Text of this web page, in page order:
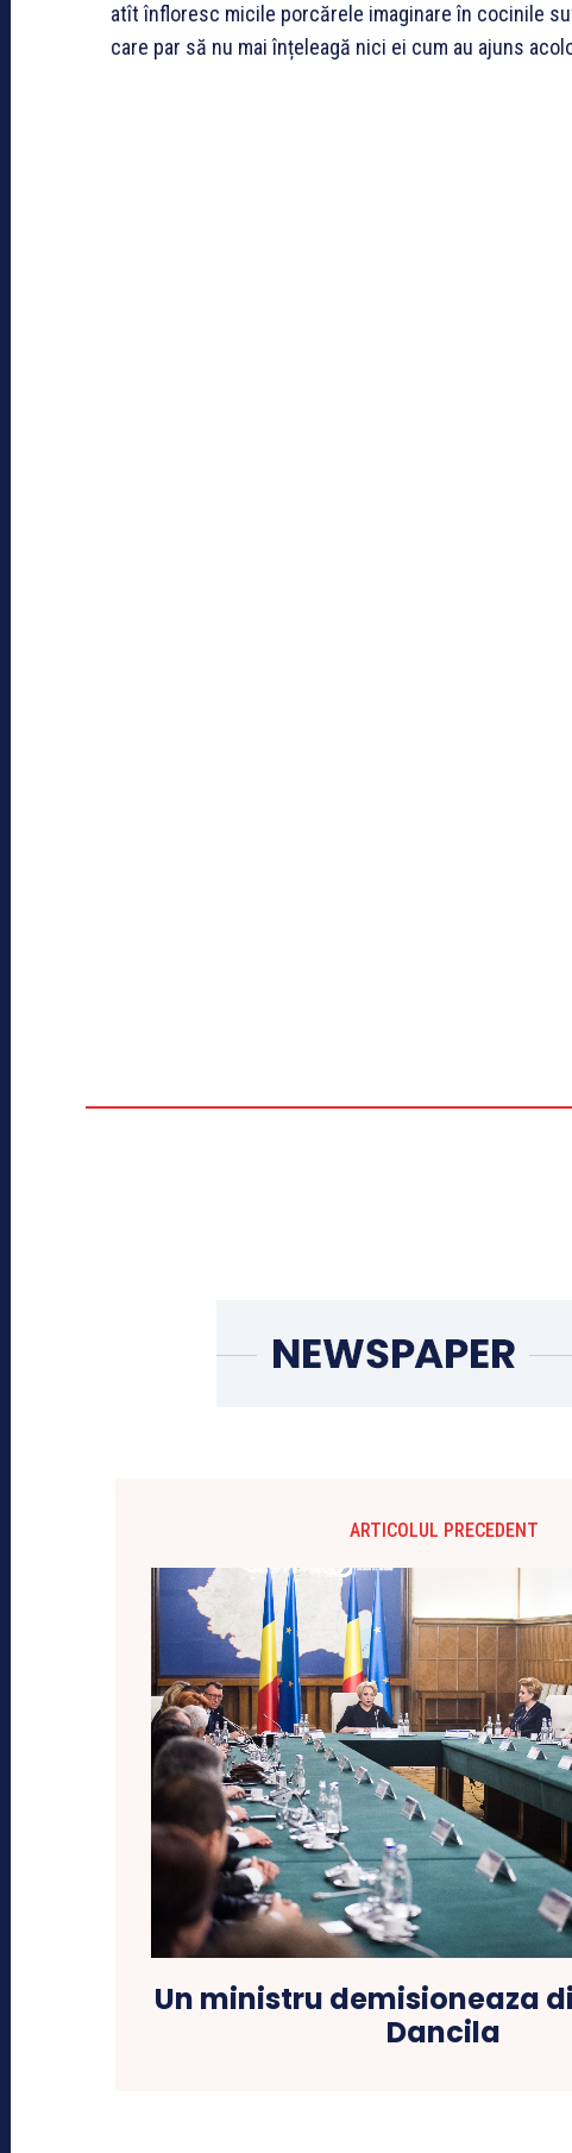
atît înfloresc micile porcărele imaginare în cocinile
care par să nu mai înțeleagă nici ei cum au ajuns
ARTICOLUL PRECEDENT
Un ministru demisioneaza
Dancila